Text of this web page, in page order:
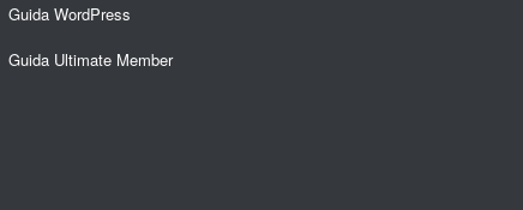
Guida WordPress
Guida Ultimate Member